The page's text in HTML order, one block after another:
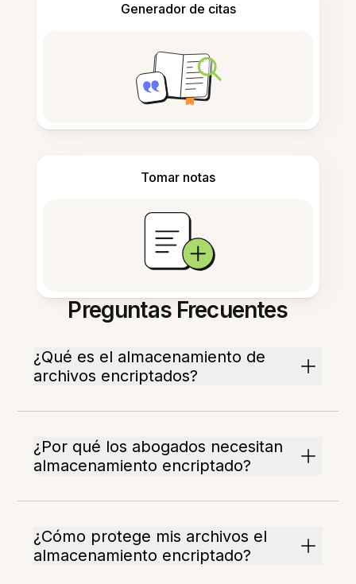
Generador de citas
Tomar notas
Preguntas Frecuentes
¿Qué es el almacenamiento de
archivos encriptados?
¿Por qué los abogados necesitan
almacenamiento encriptado?
¿Cómo protege mis archivos el
almacenamiento encriptado?